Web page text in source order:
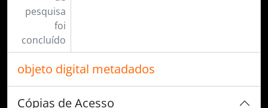
pesquisa
foi
concluído
objeto digital metadados
Cópias de Acesso